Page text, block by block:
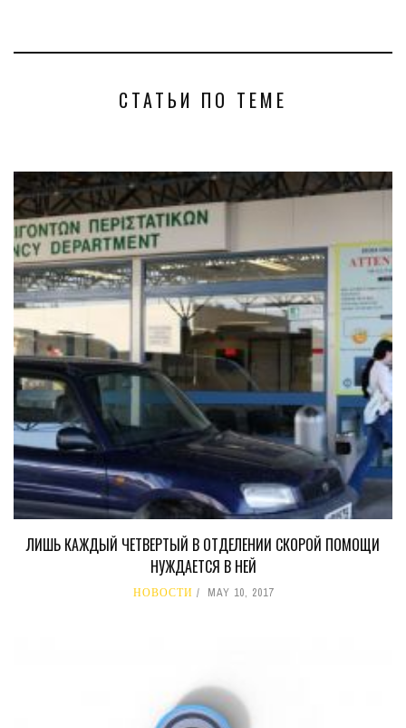
СТАТЬИ ПО ТЕМЕ
ЛИШЬ КАЖДЫЙ ЧЕТВЕРТЫЙ В ОТДЕЛЕНИИ СКОРОЙ ПОМОЩИ
НУЖДАЕТСЯ В НЕЙ
НОВОСТИ MAY 10, 2017